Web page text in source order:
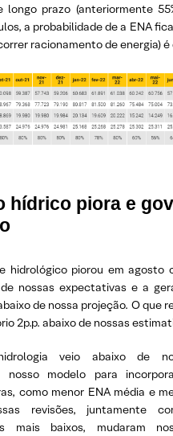
longo prazo (anteriormente
a probabilidade de a ENA
racionamento de energia) é
hídrico piora e
hidrológico piorou em agosto
de nossas expectativas e a
de nossa projeção. O que
2p.p. abaixo de nossas
veio abaixo de
nosso modelo para
como menor ENA média e
revisões, juntamente
mais baixos, mudaram